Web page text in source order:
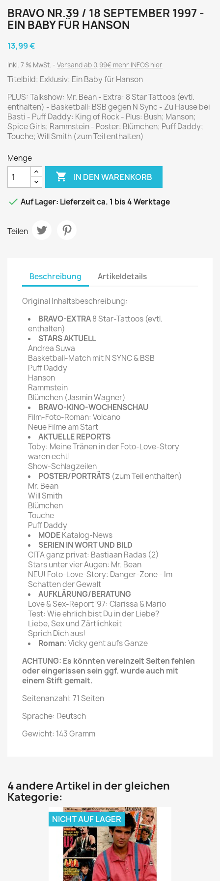
BRAVO NR.39 / 18 SEPTEMBER 1997 -
EIN BABY FÜR HANSON
13,99 €
inkl. 7 % MwSt. Versand ab 0,99€ mehr INFOS hier
Titelbild: Exklusiv: Ein Baby für Hanson
PLUS: Talkshow: Mr. Bean - Extra: 8 Star Tattoos (evtl.
enthalten) - Basketball: BSB gegen N Sync - Zu Hause bei
Basti - Puff Daddy: King of Rock - Plus: Bush; Manson;
Spice Girls; Rammstein - Poster: Blümchen; Puff Daddy;
Touche; Will Smith (zum Teil enthalten)
Menge
 IN DEN WARENKORB
 Auf Lager: Lieferzeit ca. 1 bis 4 Werktage
Teilen
Beschreibung Artikeldetails
Original Inhaltsbeschreibung:
BRAVO-EXTRA8 Star-Tattoos (evtl.
enthalten)
STARS AKTUELL
Andrea Suwa
Basketball-Match mit N SYNC & BSB
Puff Daddy
Hanson
Rammstein
Blümchen (Jasmin Wagner)
BRAVO-KINO-WOCHENSCHAU
Film-Foto-Roman: Volcano
Neue Filme am Start
AKTUELLE REPORTS
Toby: Meine Tränen in der Foto-Love-Story
waren echt!
Show-Schlagzeilen
POSTER/PORTRÄTS (zum Teil enthalten)
Mr. Bean
Will Smith
Blümchen
Touche
Puff Daddy
MODEKatalog-News
SERIEN IN WORT UND BILD
CITA ganz privat: Bastiaan Radas (2)
Stars unter vier Augen: Mr. Bean
NEU! Foto-Love-Story: Danger-Zone - Im
Schatten der Gewalt
AUFKLÄRUNG/BERATUNG
Love & Sex-Report '97: Clarissa & Mario
Test: Wie ehrlich bist Du in der Liebe?
Liebe, Sex und Zärtlichkeit
Sprich Dich aus!
Roman: Vicky geht aufs Ganze
ACHTUNG: Es könnten vereinzelt Seiten fehlen
oder eingerissen sein ggf. wurde auch mit
einem Stift gemalt.
Seitenanzahl: 71 Seiten
Sprache: Deutsch
Gewicht: 143 Gramm
4 andere Artikel in der gleichen
Kategorie:
NICHT AUF LAGER